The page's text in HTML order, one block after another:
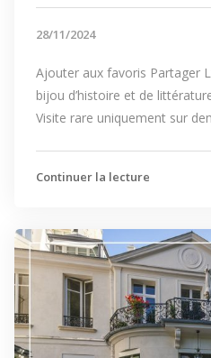
28/11/2024
Ajouter aux favoris Partager
bijou d’histoire et de
Visite rare uniquement sur
Continuer la lecture